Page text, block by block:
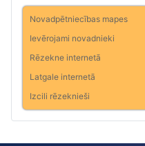
Novadpētniecības mapes
Ievērojami novadnieki
Rēzekne internetā
Latgale internetā
Izcili rēzeknieši